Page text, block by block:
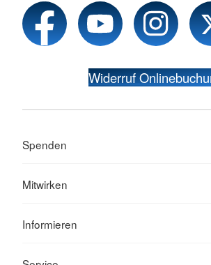
Widerruf
Spenden
Mitwirken
Informieren